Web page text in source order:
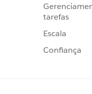
tarefas
Escala
Confiança